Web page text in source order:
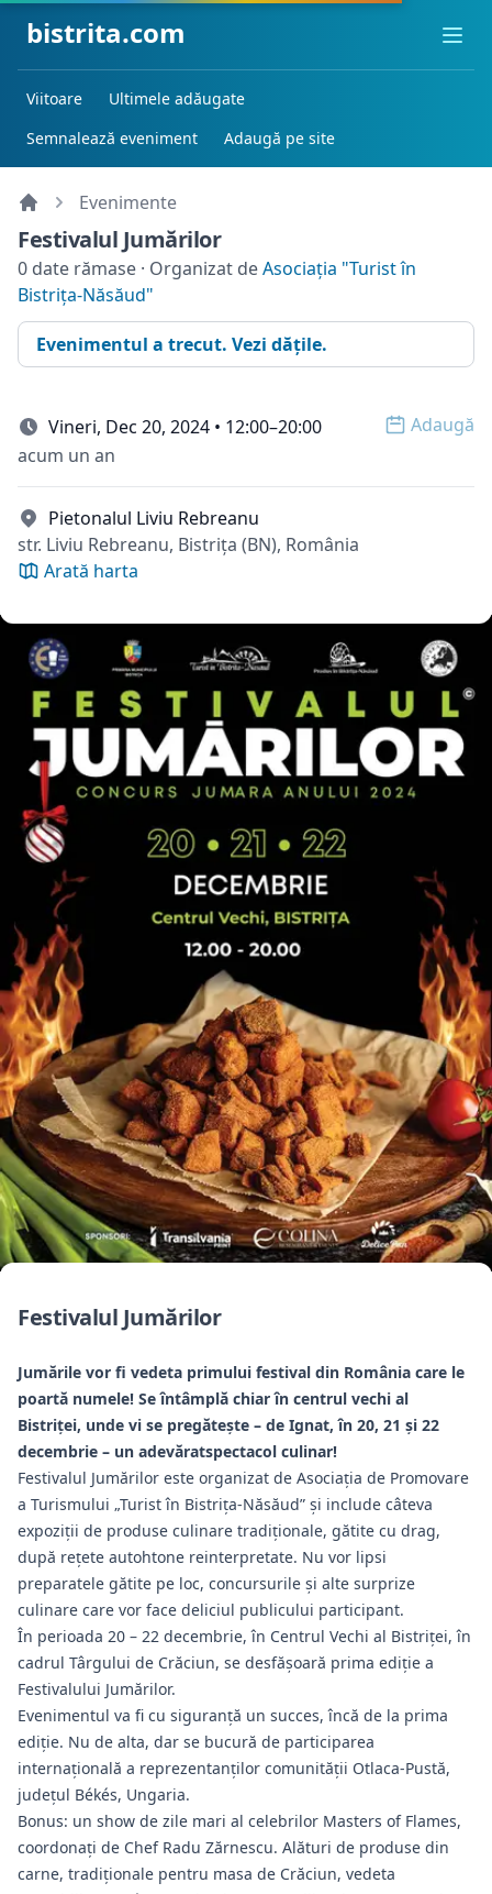
bistrita.com
Viitoare
Ultimele adăugate
Semnalează eveniment
Adaugă pe site
Evenimente
Festivalul Jumărilor
0 date rămase · Organizat deAsociația "Turist în
Bistrița-Năsăud"
Evenimentul a trecut. Vezi dățile.
Vineri, Dec 20, 2024 • 12:00–20:00 Open
Adaugă
acum un an
Pietonalul Liviu Rebreanu
str. Liviu Rebreanu, Bistrița (BN), România
Arată harta
Festivalul Jumărilor
Jumările vor fi vedeta primului festival din România care le
poartă numele! Se întâmplă chiar în centrul vechi al
Bistriței, unde vi se pregătește – de Ignat, în 20, 21 și 22
decembrie – un adevăratspectacol culinar!
Festivalul Jumărilor este organizat de Asociația de Promovare
a Turismului „Turist în Bistrița-Năsăud” și include câteva
expoziții de produse culinare tradiționale, gătite cu drag,
după rețete autohtone reinterpretate. Nu vor lipsi
preparatele gătite pe loc, concursurile și alte surprize
culinare care vor face deliciul publicului participant.
În perioada 20 – 22 decembrie, în Centrul Vechi al Bistriței, în
cadrul Târgului de Crăciun, se desfășoară prima ediție a
Festivalului Jumărilor.
Evenimentul va fi cu siguranță un succes, încă de la prima
ediție. Nu de alta, dar se bucură de participarea
internațională a reprezentanților comunității Otlaca-Pustă,
județul Békés, Ungaria.
Bonus: un show de zile mari al celebrilor Masters of Flames,
coordonați de Chef Radu Zărnescu. Alături de produse din
carne, tradiționale pentru masa de Crăciun, vedeta